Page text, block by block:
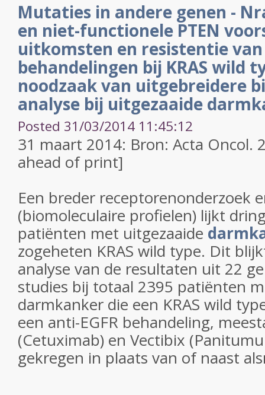
Mutaties in andere genen -
en niet-functionele PTEN
uitkomsten en resistentie van
behandelingen bij KRAS wild
noodzaak van uitgebreidere
analyse bij uitgezaaide
Posted 31/03/2014 11:45:12
31 maart 2014: Bron: Acta Oncol.
ahead of print]
Een breder receptorenonderzoek
(biomoleculaire profielen) lijkt
patiënten met uitgezaaide
zogeheten KRAS wild type. Dit
analyse van de resultaten uit 22
studies bij totaal 2395 patiënten
darmkanker die een KRAS wild
een anti-EGFR behandeling,
(Cetuximab) en Vectibix
gekregen in plaats van of naast